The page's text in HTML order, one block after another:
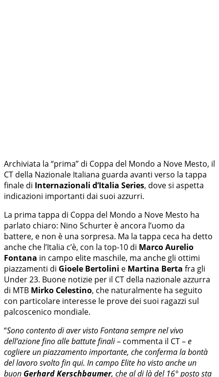
Archiviata la “prima” di Coppa del Mondo a Nove Mesto, il
CT della Nazionale Italiana guarda avanti verso la tappa
finale di Internazionali d’Italia Series, dove si aspetta
indicazioni importanti dai suoi azzurri.
La prima tappa di Coppa del Mondo a Nove Mesto ha
parlato chiaro: Nino Schurter è ancora l’uomo da
battere, e non è una sorpresa. Ma la tappa ceca ha detto
anche che l’Italia c’è, con la top-10 di Marco Aurelio
Fontana in campo elite maschile, ma anche gli ottimi
piazzamenti di Gioele Bertolini e Martina Berta fra gli
Under 23. Buone notizie per il CT della nazionale azzurra
di MTB Mirko Celestino, che naturalmente ha seguito
con particolare interesse le prove dei suoi ragazzi sul
palcoscenico mondiale.
“Sono contento di aver visto Fontana sempre nel vivo
dell’azione fino alle battute finali– commenta il CT –e
cogliere un piazzamento importante, che conferma la bontà
del lavoro svolto fin qui. In campo Elite ho visto anche un
buon Gerhard Kerschbaumer, che al di là del 16° posto sta